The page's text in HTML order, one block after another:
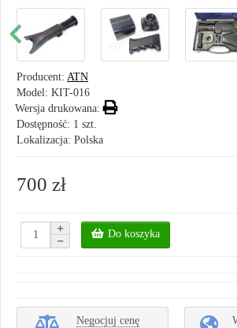
Producent: ATN
Model: KIT-016
Wersja drukowana:
Dostępność: 1 szt.
Lokalizacja: Polska
700 zł
Do koszyka
Negocjuj cenę